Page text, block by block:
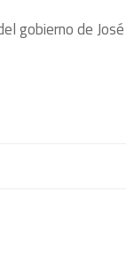
gobierno de